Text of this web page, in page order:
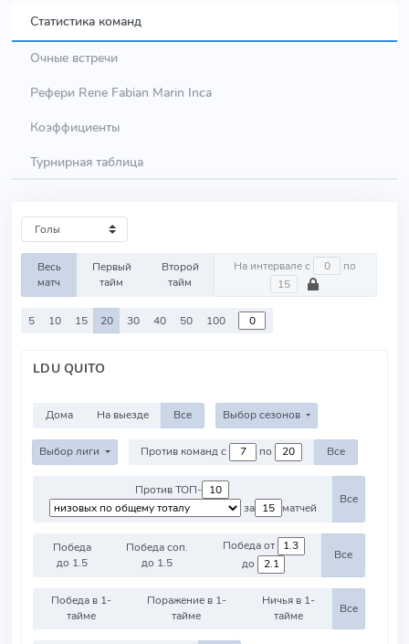
Статистика команд
Очные встречи
Рефери Rene Fabian Marin Inca
Коэффициенты
Турнирная таблица
Весь
матч
Первый
тайм
Второй
тайм
На интервале с по
5 10 15 20 30 40 50 100
LDU QUITO
Дома На выезде Все Выбор сезонов
Выбор лиги Против команд с по Все
Против ТОП-
за
матчей
Все
Победа
до 1.5
Победа соп.
до 1.5
Победа от
до
Все
Победа в 1-
тайме
Поражение в 1-
тайме
Ничья в 1-
тайме
Все